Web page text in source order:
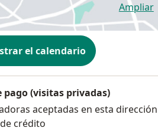
Ampliar
se
el calendario
pago (visitas privadas)
aceptadas en esta dirección
crédito